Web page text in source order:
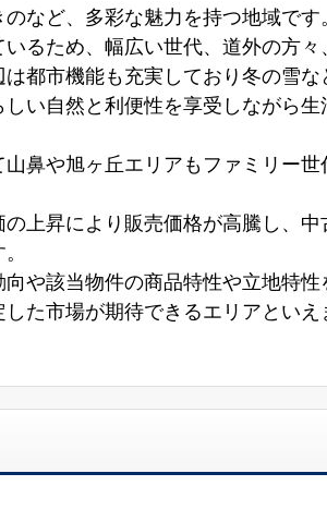
など、多彩な魅力を持つ地域です。
るため、幅広い世代、道外の方々
都市機能も充実しており冬の雪
い自然と利便性を享受しながら生
鼻や旭ヶ丘エリアもファミリー
上昇により販売価格が高騰し、
や該当物件の商品特性や立地特性
た市場が期待できるエリアといえ